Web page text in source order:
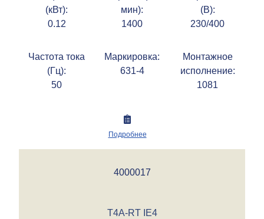
(кВт):
0.12
мин):
1400
(В):
230/400
Частота тока
(Гц):
50
Маркировка:
631-4
Монтажное
исполнение:
1081
Подробнее
4000017
T4A-RT IE4